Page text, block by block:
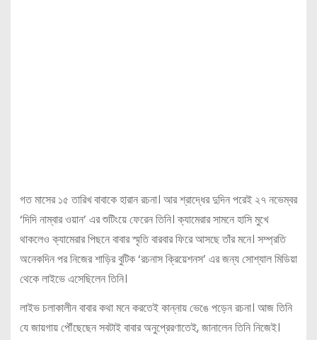
গত মাসের ১৫ তারিখ বাবাকে হারান রচনা। আর শ্রাদ্ধের দুদিন পরেই ২৭ নভেম্বর
‘দিদি নাম্বার ওয়ান’ এর শুটিংয়ে ফেরেন তিনি। ক্যামেরার সামনে হাসি মুখে
থাকলেও ক্যামেরার পিছনে বাবার স্মৃতি বারবার ফিরে আসছে তাঁর মনে। সম্প্রতি
অনেকদিন পর নিজের শাড়ির বুটিক ‘রচনাস ক্রিয়েশনস’ এর জন্য সোশ্যাল মিডিয়া
থেকে লাইভে এসেছিলেন তিনি।
লাইভ চলাকালীন বাবার কথা মনে করতেই কান্নায় ভেঙে পড়েন রচনা। আজ তিনি
যে জায়গায় পৌঁছেছেন সবটাই বাবার অনুপ্রেরণাতেই, জানালেন তিনি নিজেই।